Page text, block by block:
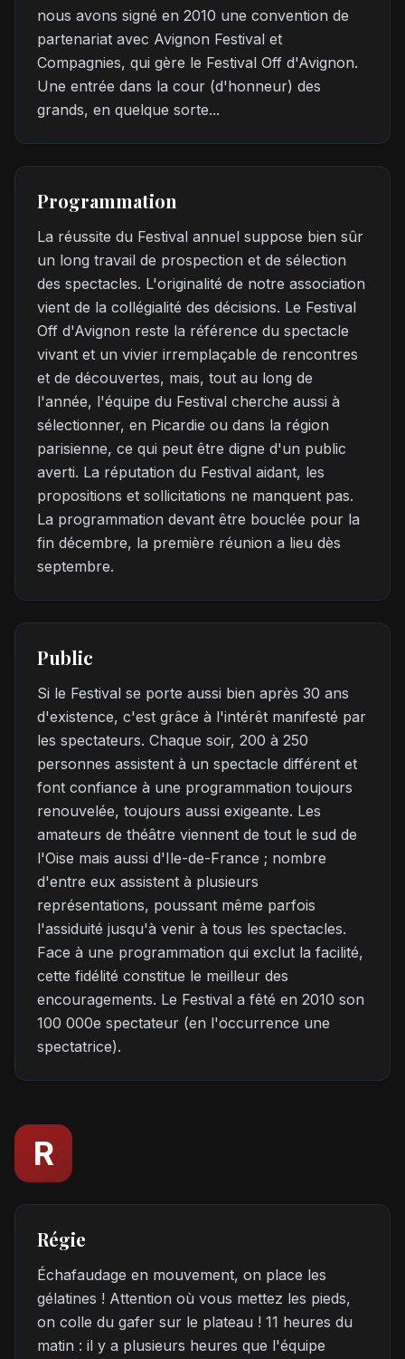
nous avons signé en 2010 une convention de
partenariat avec Avignon Festival et
Compagnies, qui gère le Festival Off d'Avignon.
Une entrée dans la cour (d'honneur) des
grands, en quelque sorte...
Programmation
La réussite du Festival annuel suppose bien sûr
un long travail de prospection et de sélection
des spectacles. L'originalité de notre association
vient de la collégialité des décisions. Le Festival
Off d'Avignon reste la référence du spectacle
vivant et un vivier irremplaçable de rencontres
et de découvertes, mais, tout au long de
l'année, l'équipe du Festival cherche aussi à
sélectionner, en Picardie ou dans la région
parisienne, ce qui peut être digne d'un public
averti. La réputation du Festival aidant, les
propositions et sollicitations ne manquent pas.
La programmation devant être bouclée pour la
fin décembre, la première réunion a lieu dès
septembre.
Public
Si le Festival se porte aussi bien après 30 ans
d'existence, c'est grâce à l'intérêt manifesté par
les spectateurs. Chaque soir, 200 à 250
personnes assistent à un spectacle différent et
font confiance à une programmation toujours
renouvelée, toujours aussi exigeante. Les
amateurs de théâtre viennent de tout le sud de
l'Oise mais aussi d'Ile-de-France ; nombre
d'entre eux assistent à plusieurs
représentations, poussant même parfois
l'assiduité jusqu'à venir à tous les spectacles.
Face à une programmation qui exclut la facilité,
cette fidélité constitue le meilleur des
encouragements. Le Festival a fêté en 2010 son
100 000e spectateur (en l'occurrence une
spectatrice).
R
Régie
Échafaudage en mouvement, on place les
gélatines ! Attention où vous mettez les pieds,
on colle du gafer sur le plateau ! 11 heures du
matin : il y a plusieurs heures que l'équipe